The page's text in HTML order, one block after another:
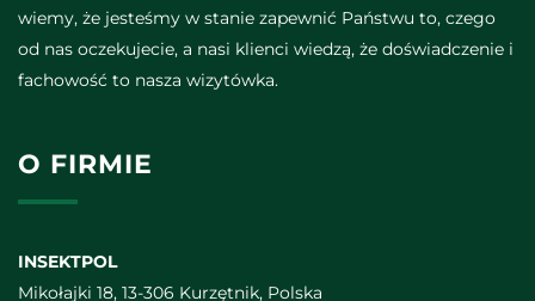
wiemy, że jesteśmy w stanie zapewnić Państwu to, czego
od nas oczekujecie, a nasi klienci wiedzą, że doświadczenie i
fachowość to nasza wizytówka.
O FIRMIE
INSEKTPOL
Mikołajki 18, 13-306 Kurzętnik, Polska